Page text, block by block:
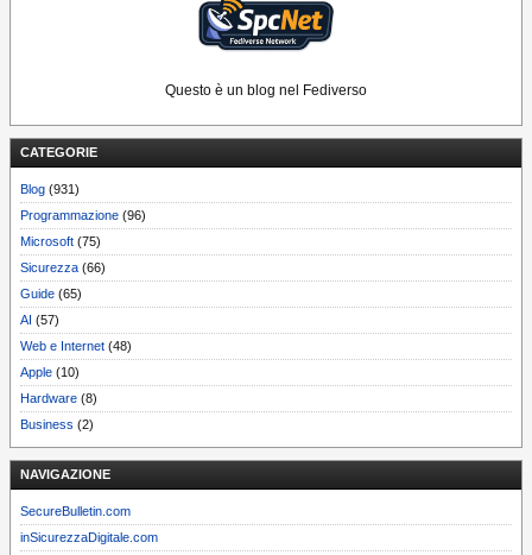
Questo è un blog nel Fediverso
CATEGORIE
Blog (931)
Programmazione (96)
Microsoft (75)
Sicurezza (66)
Guide (65)
AI (57)
Web e Internet (48)
Apple (10)
Hardware (8)
Business (2)
NAVIGAZIONE
SecureBulletin.com
inSicurezzaDigitale.com